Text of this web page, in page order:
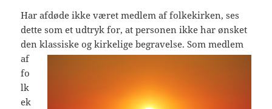
Har afdøde ikke været medlem af folkekirken, ses
dette som et udtryk for, at personen ikke har ønsket
den klassiske og kirkeligebegravelse. Som medlem
af
fo
lk
ek